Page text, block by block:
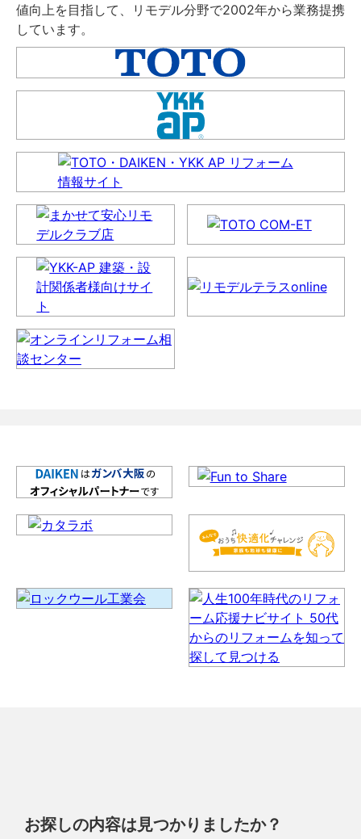
値向上を目指して、リモデル分野で2002年から業務提携
しています。
お探しの内容は見つかりましたか？